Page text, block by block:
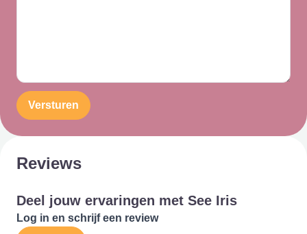
Versturen
Reviews
Deel jouw ervaringen met See Iris
Log in en schrijf een review